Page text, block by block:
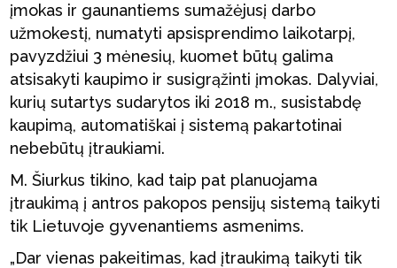
įmokas ir gaunantiems sumažėjusį darbo
užmokestį, numatyti apsisprendimo laikotarpį,
pavyzdžiui 3 mėnesių, kuomet būtų galima
atsisakyti kaupimo ir susigrąžinti įmokas. Dalyviai,
kurių sutartys sudarytos iki 2018 m., susistabdę
kaupimą, automatiškai į sistemą pakartotinai
nebebūtų įtraukiami.
M. Šiurkus tikino, kad taip pat planuojama
įtraukimą į antros pakopos pensijų sistemą taikyti
tik Lietuvoje gyvenantiems asmenims.
„Dar vienas pakeitimas, kad įtraukimą taikyti tik